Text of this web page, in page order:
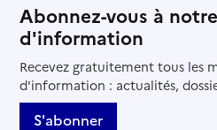
Abonnez-vous à
d'information
Recevez gratuitement tous les
d'information : actualités,
S'abonner